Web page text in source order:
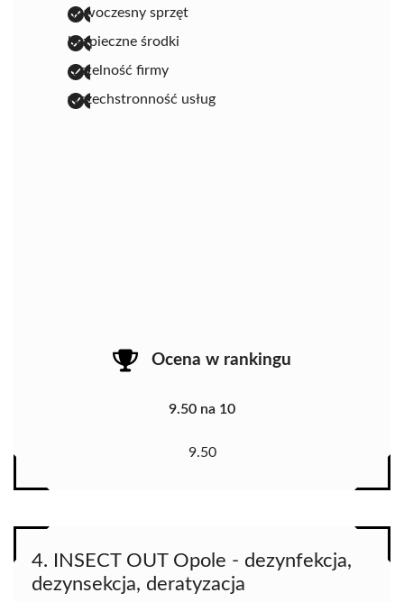
nowoczesny sprzęt
bezpieczne środki
rzetelność firmy
wszechstronność usług
Ocena w rankingu
9.50 na 10
9.50
4. INSECT OUT Opole - dezynfekcja,
dezynsekcja, deratyzacja